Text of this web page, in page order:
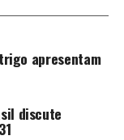
apresentam
discute